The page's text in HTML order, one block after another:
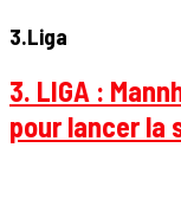
3.Liga
3. LIGA :
pour lancer la